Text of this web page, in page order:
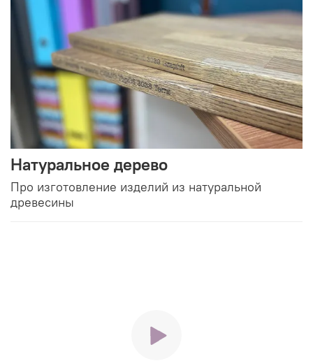
Натуральное дерево
Про изготовление изделий из натуральной
древесины